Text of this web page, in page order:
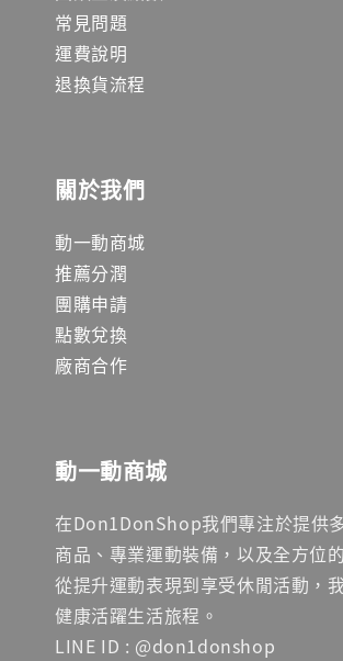
常見問題
運費說明
退換貨流程
關於我們
動一動商城
推薦分潤
團購申請
點數兌換
廠商合作
動一動商城
在Don1DonShop我們專注於提供
商品、專業運動裝備，以及全方位
從提升運動表現到享受休閒活動，
健康活躍生活旅程。
LINE ID : @don1donshop